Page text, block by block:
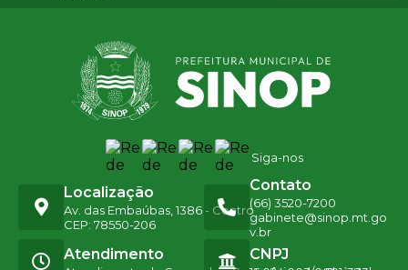
Siga-nos
Localização
Av. das Embaúbas, 1386 - Centro
CEP: 78550-206
Contato
(66) 3520-7200
gabinete@sinop.mt.go
v.br
Atendimento CNPJ